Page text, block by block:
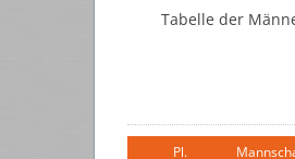
Tabelle der
Pl.